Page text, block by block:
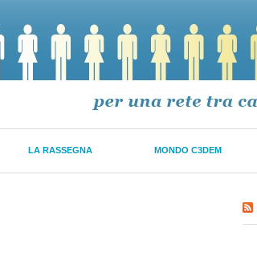
LA RASSEGNA MONDO C3DEM